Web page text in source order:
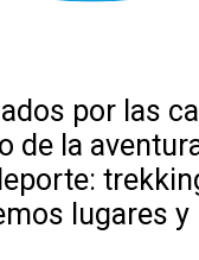
por las
de la
lugares